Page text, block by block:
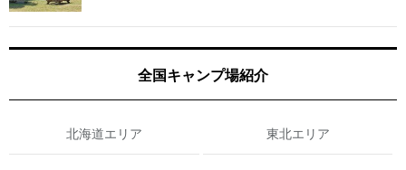
全国キャンプ場紹介
北海道エリア 東北エリア